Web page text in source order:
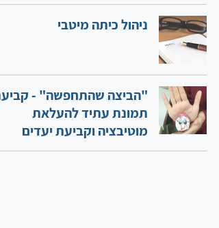
​ניהול כיתה מיטבי
"הביצה שהתחפשה" -
תמונת עתיד להעלאת
מוטיבציה וקביעת יעדים